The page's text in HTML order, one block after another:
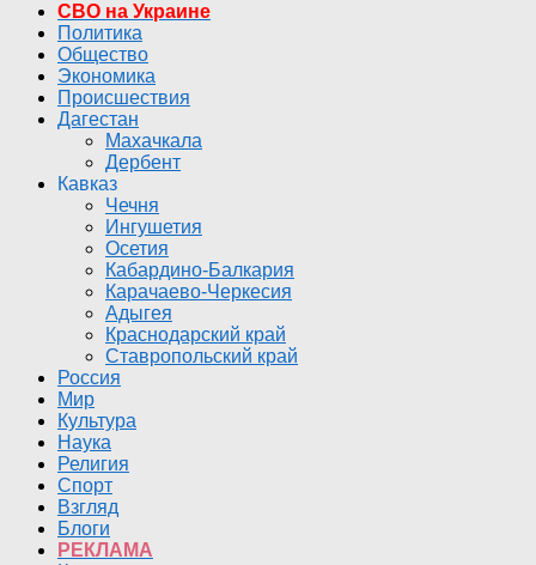
СВО на Украине
Политика
Общество
Экономика
Происшествия
Дагестан
Махачкала
Дербент
Кавказ
Чечня
Ингушетия
Осетия
Кабардино-Балкария
Карачаево-Черкесия
Адыгея
Краснодарский край
Ставропольский край
Россия
Мир
Культура
Наука
Религия
Спорт
Взгляд
Блоги
РЕКЛАМА